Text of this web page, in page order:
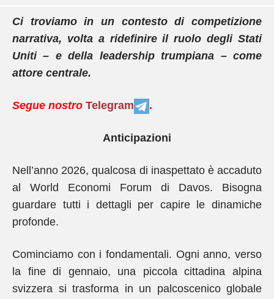
Ci troviamo in un contesto di competizione
narrativa, volta a ridefinire il ruolo degli Stati
Uniti – e della leadership trumpiana – come
attore centrale.
Segue nostro Telegram .
Anticipazioni
Nell’anno 2026, qualcosa di inaspettato è accaduto
al World Economi Forum di Davos. Bisogna
guardare tutti i dettagli per capire le dinamiche
profonde.
Cominciamo con i fondamentali. Ogni anno, verso
la fine di gennaio, una piccola cittadina alpina
svizzera si trasforma in un palcoscenico globale